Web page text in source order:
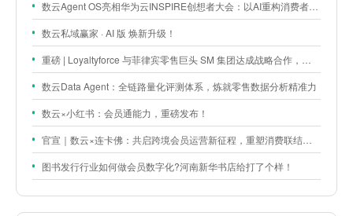
数云Agent OS亮相华为云INSPIRE创想者大会：以AI重构消费者运营与零售营销新范式
数云私域赢家 · AI 版 焕新升级！
重磅 | Loyaltyforce 与菲律宾零售巨头 SM 集团达成战略合作，携手开启 SMAC 会员数智化运营新征程
数云Data Agent：全链路量化评测体系，炼就零售数据分析精准力
数云×小红书：会员通能力，重磅发布！
官宣｜数云×连卡佛：共启跨境会员运营新征程，重塑消费联结新体验
图书发行行业如何做会员数字化?河南新华书店给打了个样！